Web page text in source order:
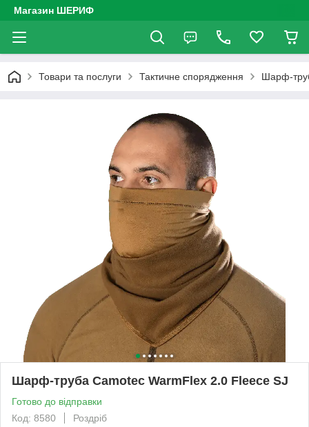
Магазин ШЕРИФ
Товари та послуги Тактичне спорядження Шарф-
Шарф-труба Camotec WarmFlex 2.0 Fleece SJ
Готово до відправки
Код: 8580
Роздріб